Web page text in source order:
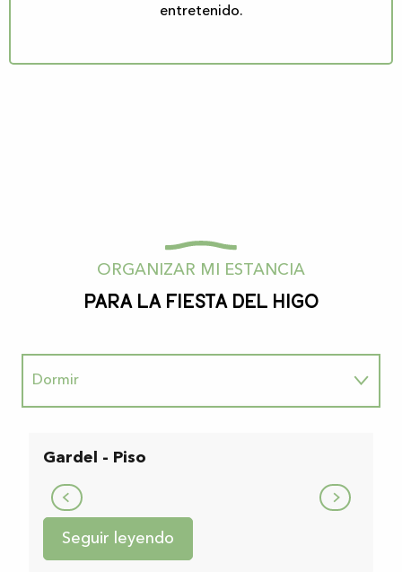
entretenido.
ORGANIZAR MI ESTANCIA
Para la fiesta del higo
Dormir
Al natural
Gardel - Piso
Seguir leyendo